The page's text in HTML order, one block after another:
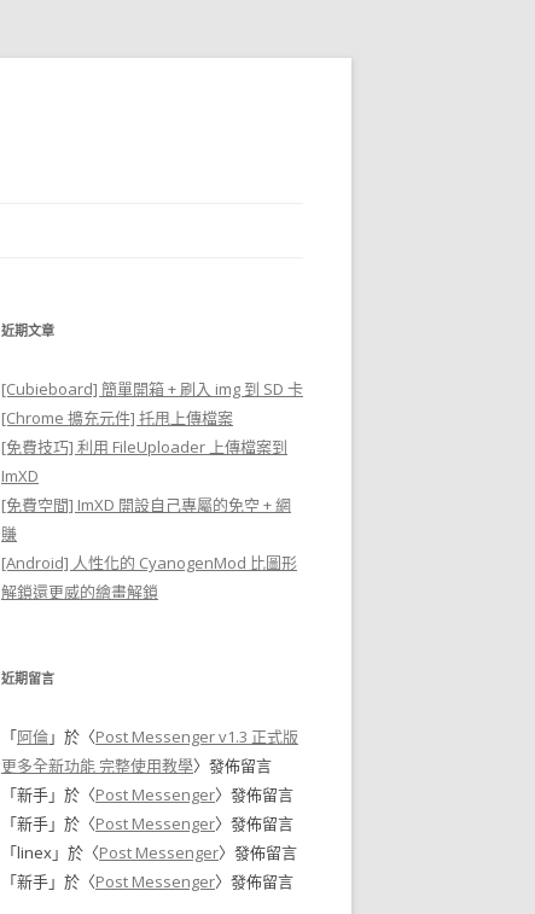
近期文章
[Cubieboard] 簡單開箱 + 刷入 img 到 SD 卡
[Chrome 擴充元件] 托甩上傳檔案
[免費技巧] 利用 FileUploader 上傳檔案到
ImXD
[免費空間] ImXD 開設自己專屬的免空 + 網
賺
[Android] 人性化的 CyanogenMod 比圖形
解鎖還更威的繪畫解鎖
近期留言
「阿倫」於〈Post Messenger v1.3 正式版
更多全新功能 完整使用教學〉發佈留言
「新手」於〈Post Messenger〉發佈留言
「新手」於〈Post Messenger〉發佈留言
「linex」於〈Post Messenger〉發佈留言
「新手」於〈Post Messenger〉發佈留言